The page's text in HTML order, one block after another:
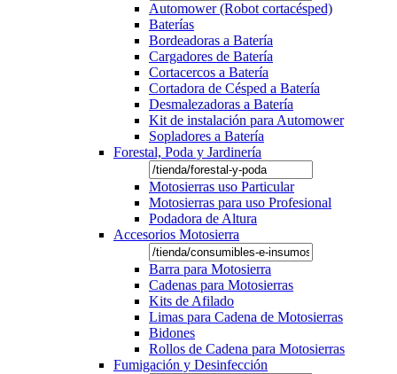
Automower (Robot cortacésped)
Baterías
Bordeadoras a Batería
Cargadores de Batería
Cortacercos a Batería
Cortadora de Césped a Batería
Desmalezadoras a Batería
Kit de instalación para Automower
Sopladores a Batería
Forestal, Poda y Jardinería
Motosierras uso Particular
Motosierras para uso Profesional
Podadora de Altura
Accesorios Motosierra
Barra para Motosierra
Cadenas para Motosierras
Kits de Afilado
Limas para Cadena de Motosierras
Bidones
Rollos de Cadena para Motosierras
Fumigación y Desinfección